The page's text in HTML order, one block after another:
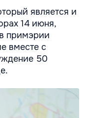
является и
14 июня,
примэрии
вместе с
50